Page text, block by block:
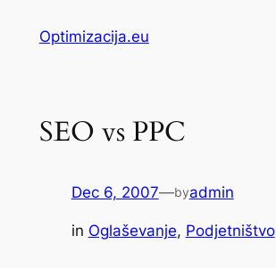
Optimizacija.eu
SEO vs PPC
Dec 6, 2007—byadmin
in Oglaševanje, Podjetništvo